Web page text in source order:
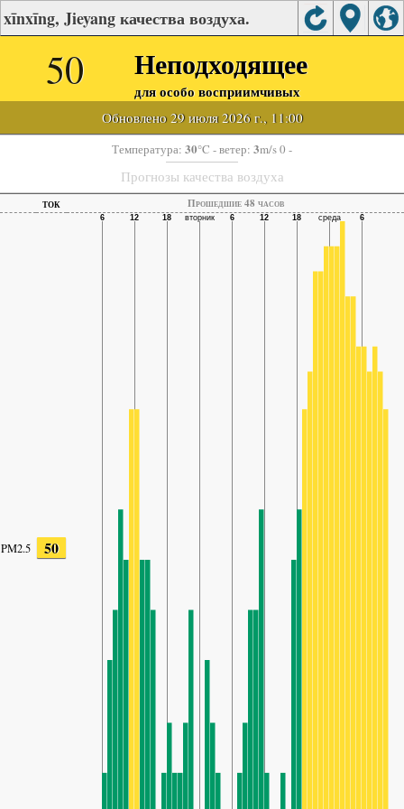
xīnxīng, Jieyang качества воздуха.
50 Неподходящее
для особо восприимчивых
Обновлено 29 июля 2026 г., 11:00
Температура: 30°C - ветер: 3m/s 0 -
Прогнозы качества воздуха
ток Прошедшие 48 часов
PM2.5 50